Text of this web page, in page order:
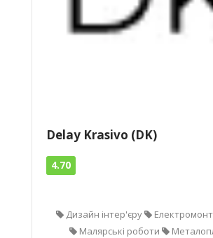
Delay Krasivo (DK)
4.70
Дизайн інтер'єру
Малярські роботи